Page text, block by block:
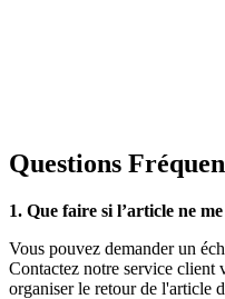
Questions
1. Que faire si l’article ne
Vous pouvez demander un
Contactez notre service client
organiser le retour de l'article